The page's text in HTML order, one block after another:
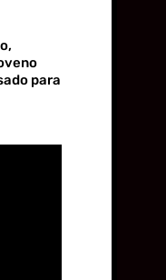
para